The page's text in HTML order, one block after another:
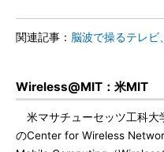
関連記事： 脳波で操るテレビ
Wireless@MIT：米MIT
米マサチューセッツ工科大
のCenter for Wireless